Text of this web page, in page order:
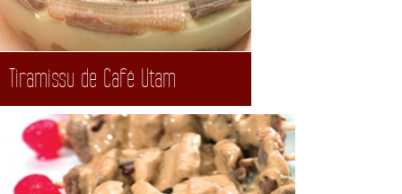
Tiramissu de Café Utam